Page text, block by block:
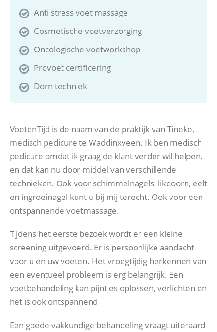
Anti stress voet massage
Cosmetische voetverzorging
Oncologische voetworkshop
Provoet certificering
Dorn techniek
VoetenTijd is de naam van de praktijk van Tineke,
medisch pedicure te Waddinxveen. Ik ben medisch
pedicure omdat ik graag de klant verder wil helpen,
en dat kan nu door middel van verschillende
technieken. Ook voor schimmelnagels, likdoorn, eelt
en ingroeinagel kunt u bij mij terecht. Ook voor een
ontspannende voetmassage.
Tijdens het eerste bezoek wordt er een kleine
screening uitgevoerd. Er is persoonlijke aandacht
voor u en uw voeten. Het vroegtijdig herkennen van
een eventueel probleem is erg belangrijk. Een
voetbehandeling kan pijntjes oplossen, verlichten en
het is ook ontspannend
Een goede vakkundige behandeling vraagt uiteraard